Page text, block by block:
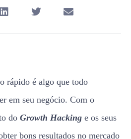
rápido é algo que todo
em seu negócio. Com o
do Growth Hacking e os seus
bons resultados no mercado